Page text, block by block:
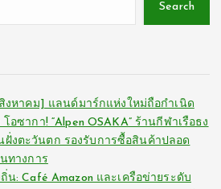
Search
งหาคม] แลนด์มาร์กแห่งใหม่ถือกำเนิด
ซากา! “Alpen OSAKA” ร้านกีฬาเรือธง
งตะวันตก รองรับการซื้อสินค้าปลอด
ทางการ
น: Café Amazon และเครือข่ายระดับ